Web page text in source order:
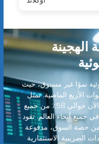
الهجينة
نموًا غير مسبوق، حيث
520٪ في السنوات الأربع الماضية. تمثل
أنظمة الطاقة الهجينة والكهروضوئية الآن حوالي 58٪ من جميع
جميع أنحاء العالم. تقود
الشمالية وأوروبا بنسبة 60٪ من حصة السوق، مدفوعة
الضريبية الاستثمارية